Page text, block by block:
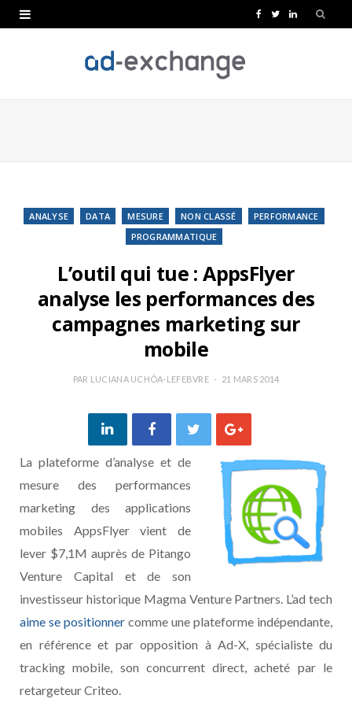
e
k
T
t
L
k
n
ANALYSE DATA MESURE NON CLASSÉ
PERFORMANCE
PROGRAMMATIQUE
L’outil qui tue : AppsFlyer
analyse les performances des
campagnes marketing sur
mobile
PAR LUCIANA UCHÔA-LEFEBVRE 21 MARS 2014
La plateforme d’analyse et de
mesure des performances
marketing des applications
mobiles AppsFlyer vient de
lever $7,1M auprès de Pitango
Venture Capital et de son
investisseur historique Magma Venture Partners. L’ad tech
aime se positionner comme une plateforme indépendante,
en référence et par opposition à Ad-X, spécialiste du
tracking mobile, son concurrent direct, acheté par le
retargeteur Criteo.